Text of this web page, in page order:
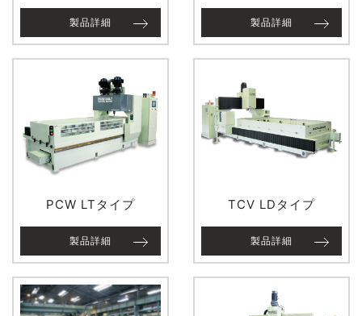
製品詳細 製品詳細
PCW LTタイプ
製品詳細
TCV LDタイプ
製品詳細